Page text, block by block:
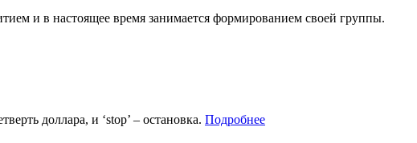
и в настоящее время занимается формированием своей группы.
доллара, и ‘stop’ – остановка. Подробнее